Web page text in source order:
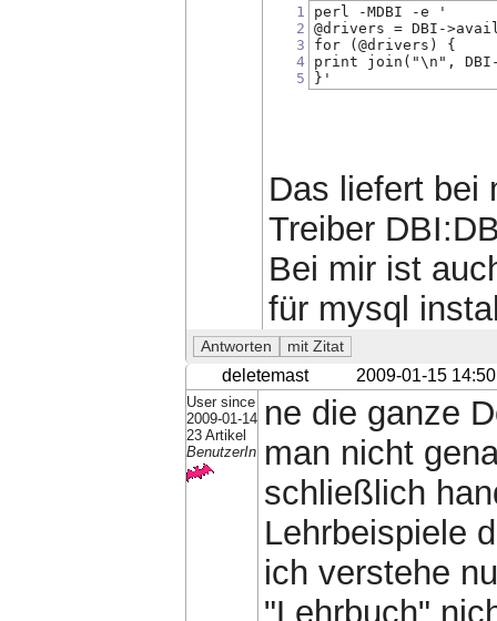
1
2
3
4
5
perl -MDBI -e '
@drivers = DBI-
for (@drivers) {
print join("\n", DBI-
}'
Das liefert bei
Treiber
Bei mir ist
für mysql
deletemast 2009-01-15 14:50
User since
2009-01-14
23 Artikel
BenutzerIn
ne die ganze
man nicht
schließlich
Lehrbeispiele
ich verstehe
"Lehrbuch"